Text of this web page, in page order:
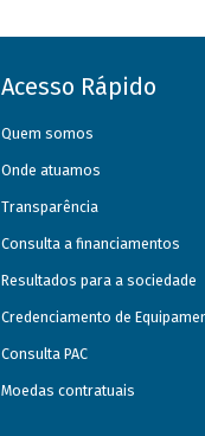
Acesso Rápido
Quem somos
Onde atuamos
Transparência
Consulta a financiamentos
Resultados para a sociedade
Credenciamento de
Consulta PAC
Moedas contratuais